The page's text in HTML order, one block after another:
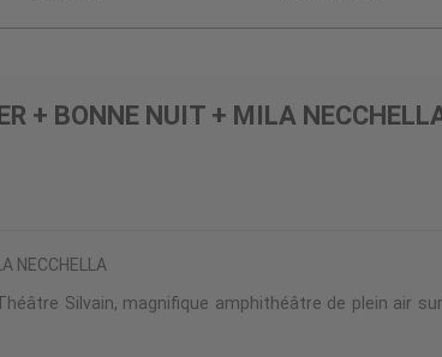
+ BONNE NUIT + MILA
NECCHELLA
Silvain, magnifique amphithéâtre de plein air